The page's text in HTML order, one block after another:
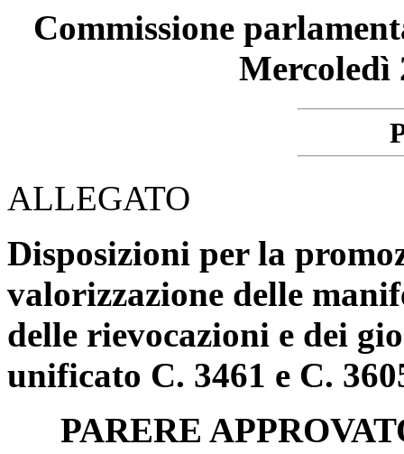
Commissione
Mercoledì
ALLEGATO
Disposizioni per la
valorizzazione delle
delle rievocazioni e dei
unificato C. 3461 e C.
PARERE